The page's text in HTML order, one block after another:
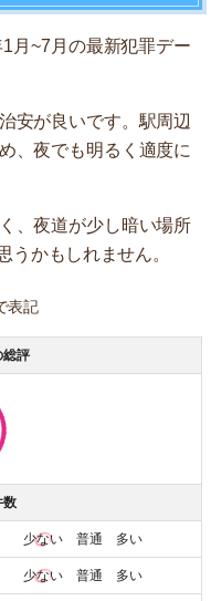
月~7月の最新犯罪デー
安が良いです。駅周辺
、夜でも明るく適度に
、夜道が少し暗い場所
うかもしれません。
表記
総評
数
少ない普通 多い
少ない普通 多い